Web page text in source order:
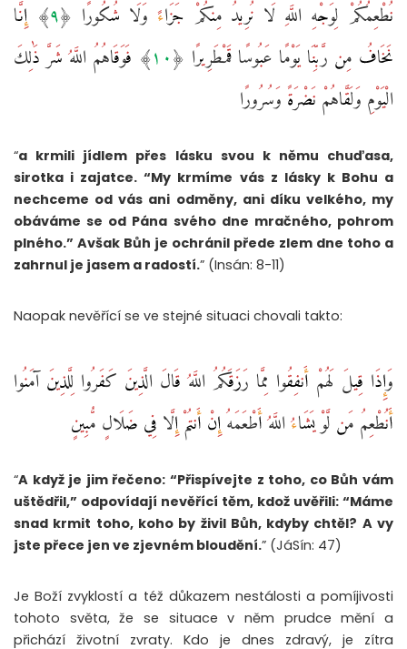
نُطْعِمُكُمْ لِوَجْهِ اللَّهِ لَا نُرِيدُ مِنكُمْ جَزَاءً وَلَا شُكُورًا ‎﴿٩﴾‏ إِنَّا
نَخَافُ مِن رَّبِّنَا يَوْمًا عَبُوسًا قَمْطَرِيرًا ‎﴿١٠﴾‏ فَوَقَاهُمُ اللَّهُ شَرَّ ذَٰلِكَ
الْيَوْمِ وَلَقَّاهُمْ نَضْرَةً وَسُرُورًا
“a krmili jídlem přes lásku svou k němu chuďasa,
sirotka i zajatce. “My krmíme vás z lásky k Bohu a
nechceme od vás ani odměny, ani díku velkého, my
obáváme se od Pána svého dne mračného, pohrom
plného.” Avšak Bůh je ochránil přede zlem dne toho a
zahrnul je jasem a radostí.” (Insán: 8-11)
Naopak nevěřící se ve stejné situaci chovali takto:
وَإِذَا قِيلَ لَهُمْ أَنفِقُوا مِمَّا رَزَقَكُمُ اللَّهُ قَالَ الَّذِينَ كَفَرُوا لِلَّذِينَ آمَنُوا
أَنُطْعِمُ مَن لَّوْ يَشَاءُ اللَّهُ أَطْعَمَهُ إِنْ أَنتُمْ إِلَّا فِي ضَلَالٍ مُّبِينٍ ‎
“A když je jim řečeno: “Přispívejte z toho, co Bůh vám
uštědřil,” odpovídají nevěřící těm, kdož uvěřili: “Máme
snad krmit toho, koho by živil Bůh, kdyby chtěl? A vy
jste přece jen ve zjevném bloudění.” (JáSín: 47)
Je Boží zvyklostí a též důkazem nestálosti a pomíjivosti
tohoto světa, že se situace v něm prudce mění a
přichází životní zvraty. Kdo je dnes zdravý, je zítra